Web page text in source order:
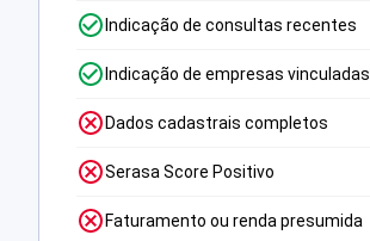
Indicação de consultas recentes
Indicação de empresas vinculadas
Dados cadastrais completos
Serasa Score Positivo
Faturamento ou renda presumida